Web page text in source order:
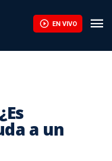
EN VIVO
a un